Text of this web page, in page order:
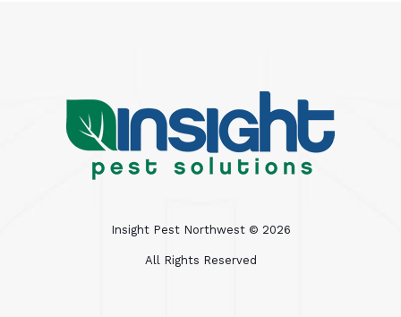
Insight Pest Northwest © 2026
All Rights Reserved